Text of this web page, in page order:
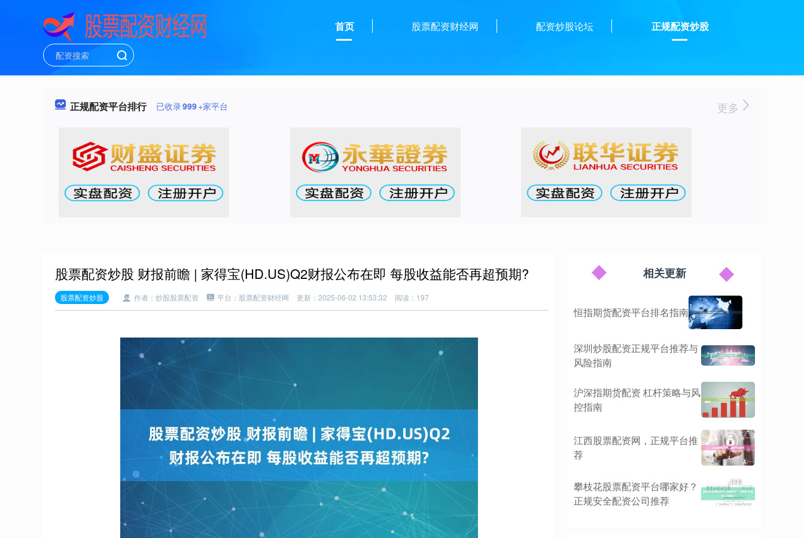
首页 股票配资财经网 配资炒股论坛 正规配资炒股
正规配资平台排行 已收录999+家平台 更多
股票配资炒股 财报前瞻 | 家得宝(HD.US)Q2财报公布在即 每股收益能否再超预期?
股票配资炒股 作者：炒股股票配资 平台：股票配资财经网 更新：2025-06-02 13:53:32 阅读：197
相关更新
恒指期货配资平台排名指南
深圳炒股配资正规平台推荐与
风险指南
沪深指期货配资 杠杆策略与风
控指南
江西股票配资网，正规平台推
荐
攀枝花股票配资平台哪家好？
正规安全配资公司推荐